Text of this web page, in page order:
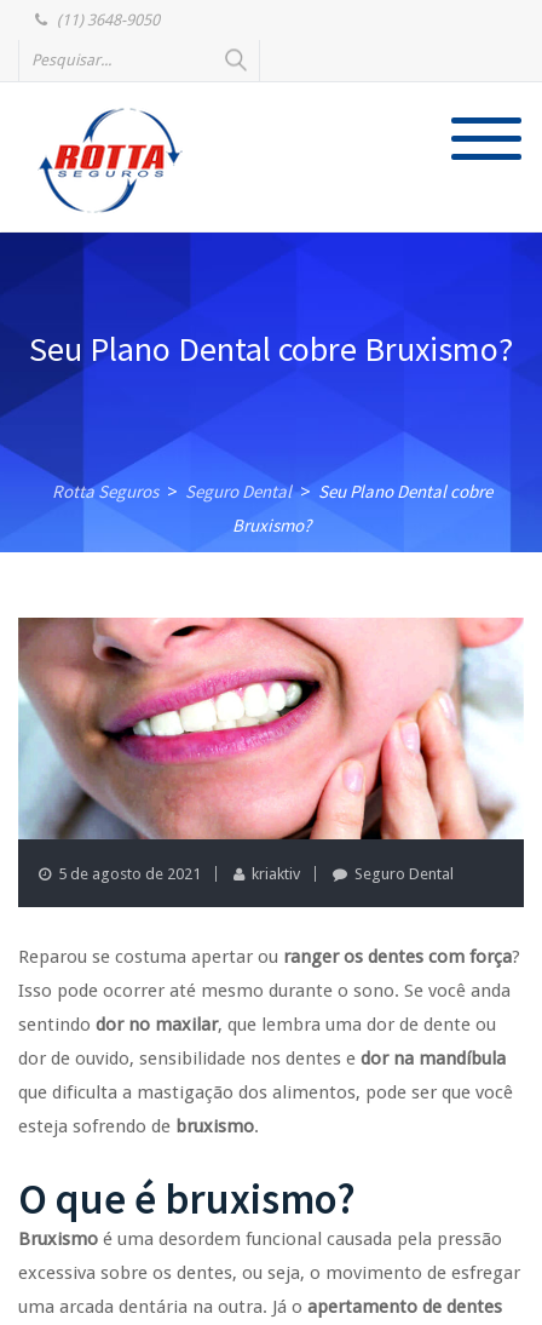
(11) 3648-9050
Seu Plano Dental cobre Bruxismo?
Rotta Seguros > Seguro Dental> Seu Plano Dental cobre
Bruxismo?
5 de agosto de 2021 kriaktiv Seguro Dental
Reparou se costuma apertar ou ranger os dentes com força?
Isso pode ocorrer até mesmo durante o sono. Se você anda
sentindo dor no maxilar, que lembra uma dor de dente ou
dor de ouvido, sensibilidade nos dentes e dor na mandíbula
que dificulta a mastigação dos alimentos, pode ser que você
esteja sofrendo de bruxismo.
O que é bruxismo?
Bruxismo é uma desordem funcional causada pela pressão
excessiva sobre os dentes, ou seja, o movimento de esfregar
uma arcada dentária na outra. Já o apertamento de dentes